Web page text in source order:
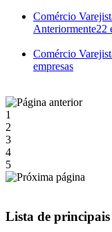
Comércio
Anteriormente22
Comércio
empresas
1
2
3
4
5
Lista de principais